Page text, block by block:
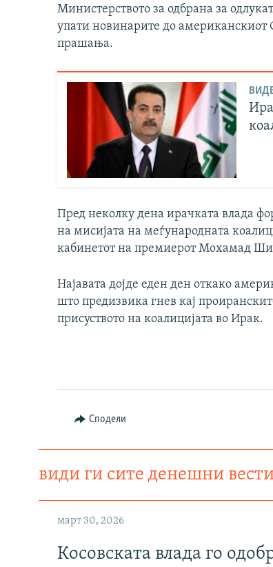
Министерството за одбрана за
упати новинарите до американскиот
прашања.
Пред неколку дена ирачката влада
на мисијата на меѓународната
кабинетот на премиерот Мохамад
Најавата дојде еден ден откако
што предизвика гнев кај
присуството на коалицијата во Ирак.
Сподели
види ги сите денешни
март 30, 2026
Косовската влада го